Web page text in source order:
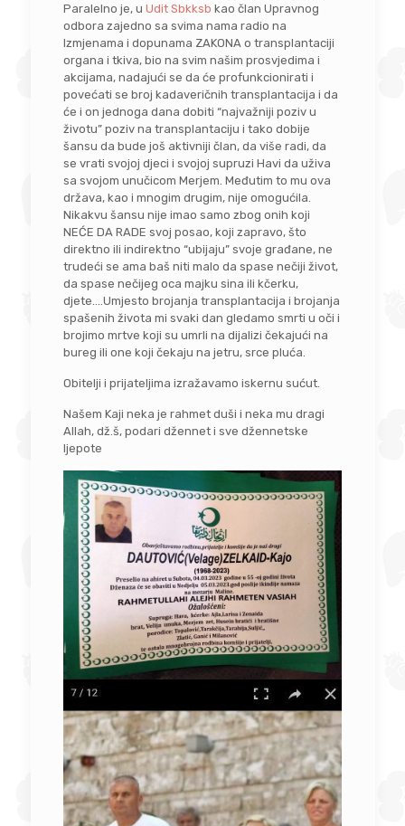
Paralelno je, u Udit Sbkksb kao član Upravnog
odbora zajedno sa svima nama radio na
Izmjenama i dopunama ZAKONA o transplantaciji
organa i tkiva, bio na svim našim prosvjedima i
akcijama, nadajući se da će profunkcionirati i
povećati se broj kadaveričnih transplantacija i da
će i on jednoga dana dobiti “najvažniji poziv u
životu” poziv na transplantaciju i tako dobije
šansu da bude još aktivniji član, da više radi, da
se vrati svojoj djeci i svojoj supruzi Havi da uživa
sa svojom unučicom Merjem. Međutim to mu ova
država, kao i mnogim drugim, nije omogućila.
Nikakvu šansu nije imao samo zbog onih koji
NEĆE DA RADE svoj posao, koji zapravo, što
direktno ili indirektno “ubijaju” svoje građane, ne
trudeći se ama baš niti malo da spase nečiji život,
da spase nečijeg oca majku sina ili kčerku,
djete….Umjesto brojanja transplantacija i brojanja
spašenih života mi svaki dan gledamo smrti u oči i
brojimo mrtve koji su umrli na dijalizi čekajući na
bureg ili one koji čekaju na jetru, srce pluća.
Obitelji i prijateljima izražavamo iskernu sućut.
Našem Kaji neka je rahmet duši i neka mu dragi
Allah, dž.š, podari džennet i sve džennetske
ljepote